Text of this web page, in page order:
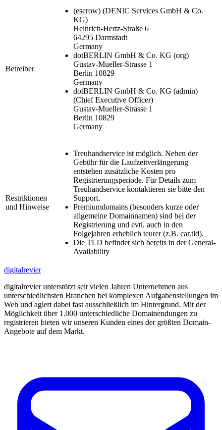
Betreiber
(escrow) (DENIC Services GmbH & Co.
KG)
Heinrich-Hertz-Straße 6
64295 Darmstadt
Germany
dotBERLIN GmbH & Co. KG (org)
Gustav-Mueller-Strasse 1
Berlin 10829
Germany
dotBERLIN GmbH & Co. KG (admin)
(Chief Executive Officer)
Gustav-Mueller-Strasse 1
Berlin 10829
Germany
Restriktionen
und Hinweise
Treuhandservice ist möglich. Neben der
Gebühr für die Laufzeitverlängerung
entstehen zusätzliche Kosten pro
Registrierungsperiode. Für Details zum
Treuhandservice kontaktieren sie bitte den
Support.
Premiumdomains (besonders kurze oder
allgemeine Domainnamen) sind bei der
Registrierung und evtl. auch in den
Folgejahren erheblich teurer (z.B. car.tld).
Die TLD befindet sich bereits in der General-
Availability
digitalrevier
digitalrevier unterstützt seit vielen Jahren Unternehmen aus
unterschiedlichsten Branchen bei komplexen Aufgabenstellungen im
Web und agiert dabei fast ausschließlich im Hintergrund. Mit der
Möglichkeit über 1.000 unterschiedliche Domainendungen zu
registrieren bieten wir unseren Kunden eines der größten Domain-
Angebote auf dem Markt.